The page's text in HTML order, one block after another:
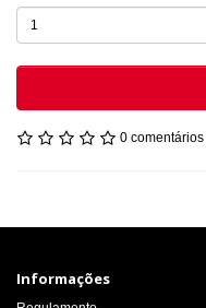
0 comentários
Informações